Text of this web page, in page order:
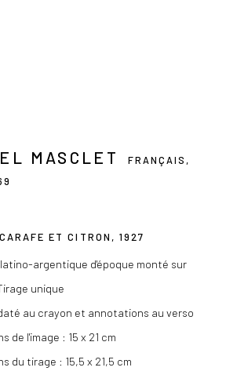
MASCLET FRANÇAIS,1892-
la Galerie
+33 (0) 9 61 48 92 34
MASCLET
FRANÇAIS,
ET CITRON ,1927
argentique d'époque monté sur
unique
au crayon et annotations au verso
de l'image : 15 x 21 cm
du tirage : 15,5 x 21,5 cm